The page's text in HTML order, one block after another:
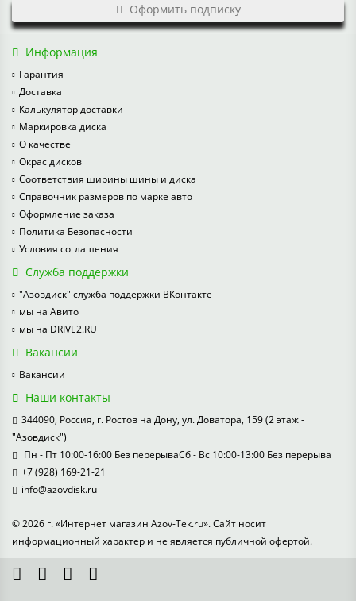
Оформить подписку
Информация
Гарантия
Доставка
Калькулятор доставки
Маркировка диска
О качестве
Окрас дисков
Соответствия ширины шины и диска
Справочник размеров по марке авто
Оформление заказа
Политика Безопасности
Условия соглашения
Служба поддержки
"Азовдиск" служба поддержки ВКонтакте
мы на Авито
мы на DRIVE2.RU
Вакансии
Вакансии
Наши контакты
344090, Россия, г. Ростов на Дону, ул. Доватора, 159 (2 этаж -
"Азовдиск")
Пн - Пт 10:00-16:00 Без перерываСб - Вс 10:00-13:00 Без перерыва
+7 (928) 169-21-21
info@azovdisk.ru
© 2026 г. «Интернет магазин Azov-Tek.ru». Сайт носит
информационный характер и не является публичной офертой.